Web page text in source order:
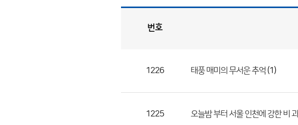
번호
1226 태풍 매미의 무서운 추억 (1)
1225 오늘밤 부터 서울 인천에 강한 비